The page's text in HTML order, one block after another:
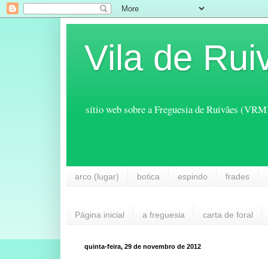
Vila de
sítio web sobre a Freguesia de Ruivães
arco (lugar) botica espindo frades
Página inicial a freguesia carta de foral
quinta-feira, 29 de novembro de 2012